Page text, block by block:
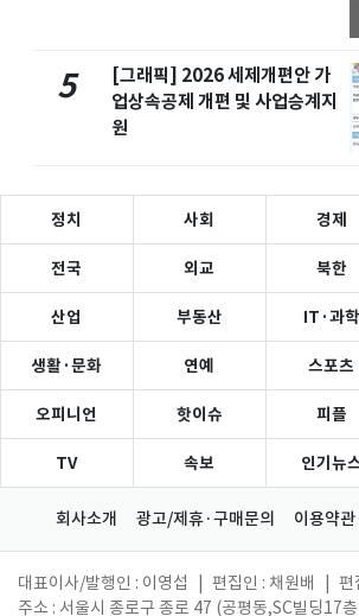
5
[그래픽] 2026 세제개편안 가
업상속공제 개편 및 사업승계지
원
정치 사회 경제
전국 외교 북한
산업 부동산 IT·과학
생활·문화 연예 스포츠
오피니언 핫이슈 피플
TV 속보 인기뉴
회사소개 광고/제휴·구매문의 이용약
대표이사/발행인 : 이영섭 편집인 : 채원배 편
주소 : 서울시 종로구 종로 47 (공평동,SC빌딩17